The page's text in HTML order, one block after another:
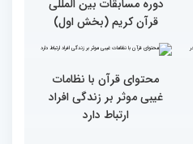
جزئیات دومین روز رقابت
بخش برادران مسابقات
بین‌المللی قرآن کریم